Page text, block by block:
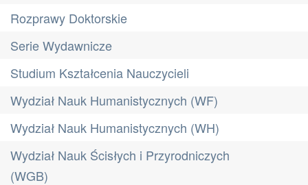
Rozprawy Doktorskie
Serie Wydawnicze
Studium Kształcenia Nauczycieli
Wydział Nauk Humanistycznych (WF)
Wydział Nauk Humanistycznych (WH)
Wydział Nauk Ścisłych i Przyrodniczych
(WGB)